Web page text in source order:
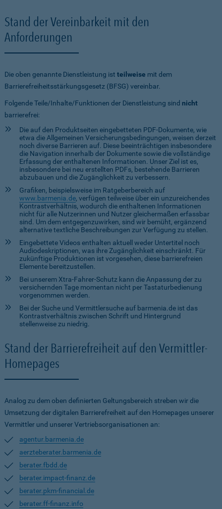
Stand der Vereinbarkeit mit den
Anforderungen
Die oben genannte Dienstleistung ist teilweise mit dem
Barrierefreiheitsstärkungsgesetz (BFSG) vereinbar.
Folgende Teile/Inhalte/Funktionen der Dienstleistung sind nicht
barrierefrei:
Die auf den Produktseiten eingebetteten PDF-Dokumente, wie
etwa die Allgemeinen Versicherungsbedingungen, weisen derzeit
noch diverse Barrieren auf. Diese beeinträchtigen insbesondere
die Navigation innerhalb der Dokumente sowie die vollständige
Erfassung der enthaltenen Informationen. Unser Ziel ist es,
insbesondere bei neu erstellten PDFs, bestehende Barrieren
abzubauen und die Zugänglichkeit zu verbessern.
Grafiken, beispielsweise im Ratgeberbereich auf
www.barmenia.de, verfügen teilweise über ein unzureichendes
Kontrastverhältnis, wodurch die enthaltenen Informationen
nicht für alle Nutzerinnen und Nutzer gleichermaßen erfassbar
sind. Um dem entgegenzuwirken, sind wir bemüht, ergänzend
alternative textliche Beschreibungen zur Verfügung zu stellen.
Eingebettete Videos enthalten aktuell weder Untertitel noch
Audiodeskriptionen, was ihre Zugänglichkeit einschränkt. Für
zukünftige Produktionen ist vorgesehen, diese barrierefreien
Elemente bereitzustellen.
Bei unserem Xtra-Fahrer-Schutz kann die Anpassung der zu
versichernden Tage momentan nicht per Tastaturbedienung
vorgenommen werden.
Bei der Suche und Vermittlersuche auf barmenia.de ist das
Kontrastverhältnis zwischen Schrift und Hintergrund
stellenweise zu niedrig.
Stand der Barrierefreiheit auf den Vermittler-
Homepages
Analog zu dem oben definierten Geltungsbereich streben wir die
Umsetzung der digitalen Barrierefreiheit auf den Homepages unserer
Vermittler und unserer Vertriebsorganisationen an:
agentur.barmenia.de
aerzteberater.barmenia.de
berater.fbdd.de
berater.impact-finanz.de
berater.pkm-financial.de
berater.ff-finanz.info